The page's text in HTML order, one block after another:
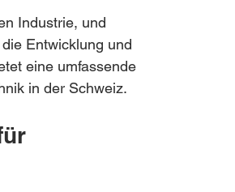
Industrie, und
Entwicklung und
eine umfassende
in der Schweiz.